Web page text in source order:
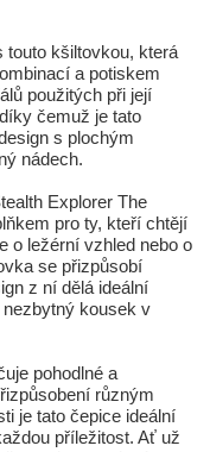
kšiltovkou, která
a potiskem
použitých při její
čemuž je tato
s plochým
nádech.
Explorer The
pro ty, kteří chtějí
o ležérní vzhled nebo o
se přizpůsobí
z ní dělá ideální
kousek v
pohodlné a
různým
je tato čepice ideální
příležitost. Ať už